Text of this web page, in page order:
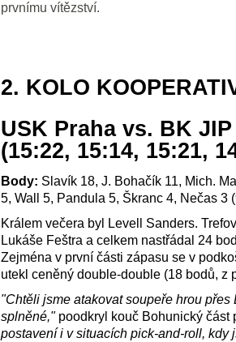
prvnímu vítězství.
2. KOLO
USK Praha vs. BK
(15:22, 15:14, 15:21,
Body: Slavík 18, J. Bohačík 11, Mich.
5, Wall 5, Pandula 5, Škranc 4, Nečas 3
Králem večera byl Levell Sanders.
Lukáše Feštra a celkem nastřádal 24
Zejména v první části zápasu se v
utekl ceněný double-double (18 bodů, z
"Chtěli jsme atakovat soupeře hrou
splněné," poodkryl kouč Bohunický část
postavení i v situacích pick-and-roll, kdy